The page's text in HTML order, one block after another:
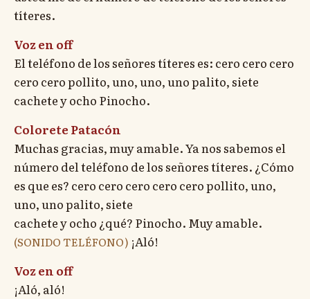
títeres.
Voz en off
El teléfono de los señores títeres es: cero cero cero
cero cero pollito, uno, uno, uno palito, siete
cachete y ocho Pinocho.
Colorete Patacón
Muchas gracias, muy amable. Ya nos sabemos el
número del teléfono de los señores títeres. ¿Cómo
es que es? cero cero cero cero cero pollito, uno,
uno, uno palito, siete
cachete y ocho ¿qué? Pinocho. Muy amable.
(SONIDO TELÉFONO) ¡Aló!
Voz en off
¡Aló, aló!